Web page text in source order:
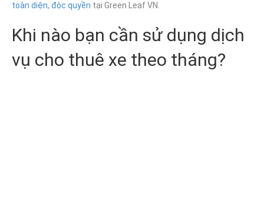
toàn diện, độc quyền tại Green Leaf VN.
Khi nào bạn cần sử dụng dịch
vụ cho thuê xe theo tháng?